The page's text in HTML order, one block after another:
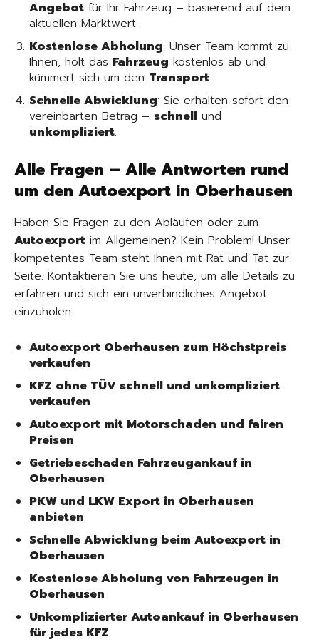
Angebot für Ihr Fahrzeug – basierend auf dem
aktuellen Marktwert.
Kostenlose Abholung: Unser Team kommt zu
Ihnen, holt das Fahrzeug kostenlos ab und
kümmert sich um den Transport.
Schnelle Abwicklung: Sie erhalten sofort den
vereinbarten Betrag – schnell und
unkompliziert.
Alle Fragen – Alle Antworten rund
um den Autoexport in Oberhausen
Haben Sie Fragen zu den Abläufen oder zum
Autoexport im Allgemeinen? Kein Problem! Unser
kompetentes Team steht Ihnen mit Rat und Tat zur
Seite. Kontaktieren Sie uns heute, um alle Details zu
erfahren und sich ein unverbindliches Angebot
einzuholen.
Autoexport Oberhausen zum Höchstpreis
verkaufen
KFZ ohne TÜV schnell und unkompliziert
verkaufen
Autoexport mit Motorschaden und fairen
Preisen
Getriebeschaden Fahrzeugankauf in
Oberhausen
PKW und LKW Export in Oberhausen
anbieten
Schnelle Abwicklung beim Autoexport in
Oberhausen
Kostenlose Abholung von Fahrzeugen in
Oberhausen
Unkomplizierter Autoankauf in Oberhausen
für jedes KFZ